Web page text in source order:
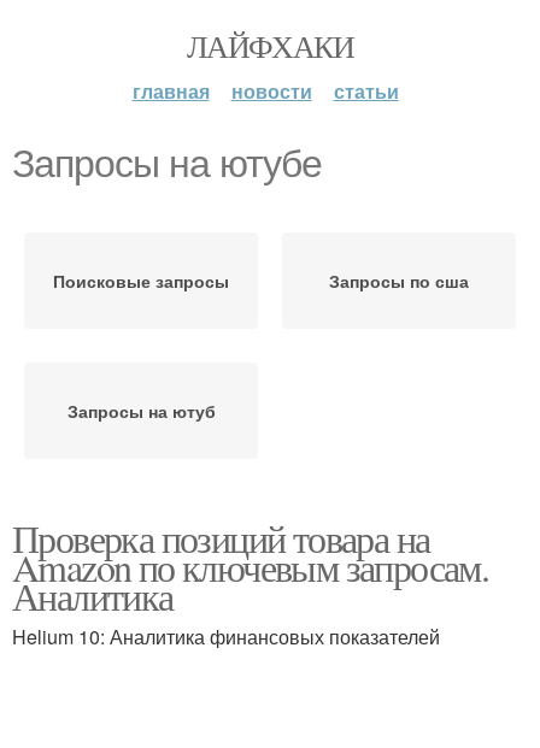
ЛАЙФХАКИ
главная новости статьи
Запросы на ютубе
Поисковые запросы Запросы по сша
Запросы на ютуб
Проверка позиций товара на
Amazon по ключевым запросам.
Аналитика
Helium 10: Аналитика финансовых показателей